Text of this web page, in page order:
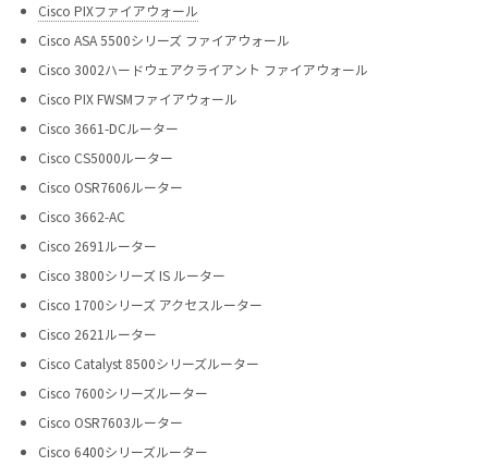
Cisco PIXファイアウォール
Cisco ASA 5500シリーズ ファイアウォール
Cisco 3002ハードウェアクライアント ファイアウォール
Cisco PIX FWSMファイアウォール
Cisco 3661-DCルーター
Cisco CS5000ルーター
Cisco OSR7606ルーター
Cisco 3662-AC
Cisco 2691ルーター
Cisco 3800シリーズ IS ルーター
Cisco 1700シリーズ アクセスルーター
Cisco 2621ルーター
Cisco Catalyst 8500シリーズルーター
Cisco 7600シリーズルーター
Cisco OSR7603ルーター
Cisco 6400シリーズルーター